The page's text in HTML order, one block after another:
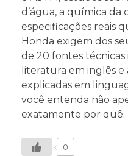
d’água, a química da
especificações reais
Honda exigem dos
de 20 fontes
literatura em inglês e
explicadas em
você entenda não
exatamente por quê.
0